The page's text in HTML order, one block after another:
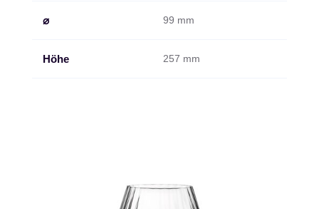
⌀ 99 mm
Höhe 257 mm